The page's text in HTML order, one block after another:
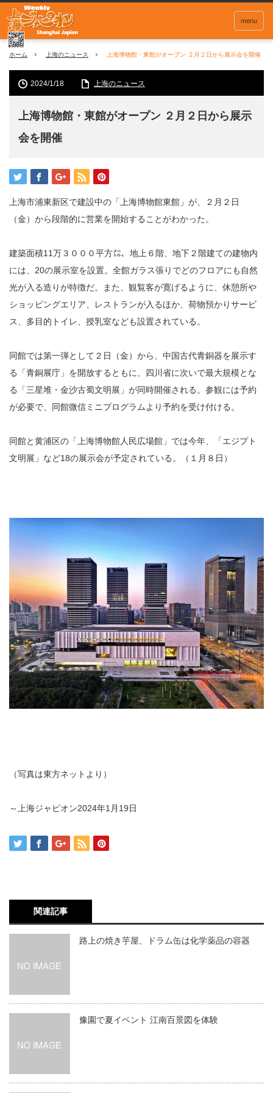
menu
ホーム 上海のニュース 上海博物館・東館がオープン ２月２日から展示会を開催
2024/1/18 上海のニュース
上海博物館・東館がオープン ２月２日から展示
会を開催
上海市浦東新区で建設中の「上海博物館東館」が、２月２日
（金）から段階的に営業を開始することがわかった。
建築面積11万３０００平方㍍、地上６階、地下２階建ての建物内
には、20の展示室を設置。全館ガラス張りでどのフロアにも自然
光が入る造りが特徴だ。また、観覧客が寛げるように、休憩所や
ショッピングエリア、レストランが入るほか、荷物預かりサービ
ス、多目的トイレ、授乳室なども設置されている。
同館では第一弾として２日（金）から、中国古代青銅器を展示す
る「青銅展庁」を開放するともに、四川省に次いで最大規模とな
る「三星堆・金沙古蜀文明展」が同時開催される。参観には予約
が必要で、同館微信ミニプログラムより予約を受け付ける。
同館と黄浦区の「上海博物館人民広場館」では今年、「エジプト
文明展」など18の展示会が予定されている。（１月８日）
（写真は東方ネットより）
～上海ジャピオン2024年1月19日
関連記事
路上の焼き芋屋、ドラム缶は化学薬品の容器
豫園で夏イベント 江南百景図を体験